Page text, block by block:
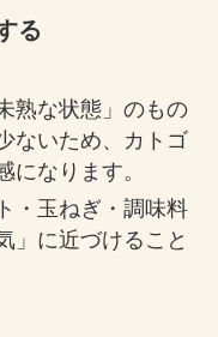
る
熟な状態」のもの
ないため、カトゴ
になります。
・玉ねぎ・調味料
」に近づけること